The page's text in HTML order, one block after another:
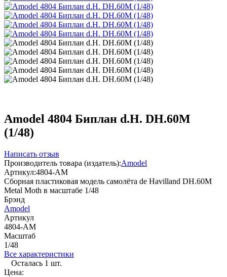
Amodel 4804 Биплан d.H. DH.60M
(1/48)
Написать отзыв
Производитель товара (издатель):Amodel
Артикул:4804-AM
Сборная пластиковая модель самолёта de Havilland DH.60M
Metal Moth в масштабе 1/48
Брэнд
Amodel
Артикул
4804-AM
Масштаб
1/48
Все характеристики
Осталась 1 шт.
Цена: